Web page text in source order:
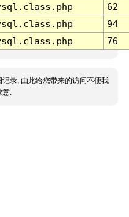
62
94
76
录, 由此给您带来的访问不便我
意.